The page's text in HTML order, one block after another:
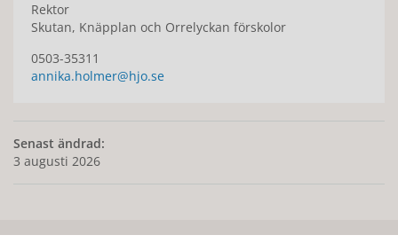
Rektor
Skutan, Knäpplan och Orrelyckan förskolor
0503-35311
annika.holmer@hjo.se
Senast ändrad:
3 augusti 2026